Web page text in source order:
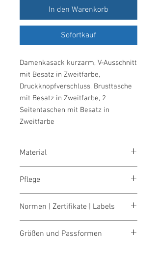
In den Warenkorb
Sofortkauf
Damenkasack kurzarm, V-Ausschnitt
mit Besatz in Zweitfarbe,
Druckknopfverschluss, Brusttasche
mit Besatz in Zweitfarbe, 2
Seitentaschen mit Besatz in
Zweitfarbe
Material
Baumwolle, 180 g/m² Größen: 36-54
Pflege
bleichen nicht erlaubt
trocknen 1 Pkt. (niedrige Temp.)
bügeln 2 Pkt. (mittlere Temp.)
Normen | Zertifikate | Labels
Größen und Passformen